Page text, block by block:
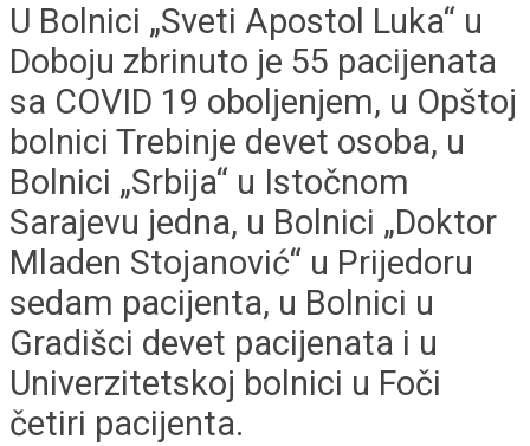
U Bolnici „Sveti Apostol Luka“ u
Doboju zbrinuto je 55 pacijenata
sa COVID 19 oboljenjem, u Opštoj
bolnici Trebinje devet osoba, u
Bolnici „Srbija“ u Istočnom
Sarajevu jedna, u Bolnici „Doktor
Mladen Stojanović“ u Prijedoru
sedam pacijenta, u Bolnici u
Gradišci devet pacijenata i u
Univerzitetskoj bolnici u Foči
četiri pacijenta.